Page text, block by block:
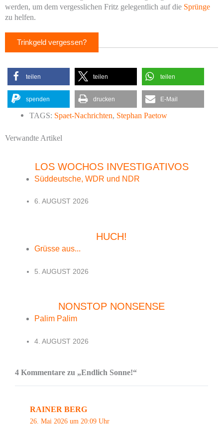
werden, um dem vergesslichen Fritz gelegentlich auf die Sprünge
zu helfen.
Trinkgeld vergessen?
teilen teilen teilen
spenden drucken E-Mail
TAGS: Spaet-Nachrichten, Stephan Paetow
Verwandte Artikel
LOS WOCHOS INVESTIGATIVOS
Süddeutsche, WDR und NDR
6. AUGUST 2026
HUCH!
Grüsse aus...
5. AUGUST 2026
NONSTOP NONSENSE
Palim Palim
4. AUGUST 2026
4 Kommentare zu „Endlich Sonne!“
RAINER BERG
26. Mai 2026 um 20:09 Uhr